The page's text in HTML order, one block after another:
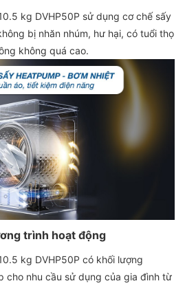
kg DVHP50P sử dụng cơ chế sấy
bị nhăn nhúm, hư hại, có tuổi thọ
không quá cao.
trình hoạt động
kg DVHP50P có khối lượng
cho nhu cầu sử dụng của gia đình từ